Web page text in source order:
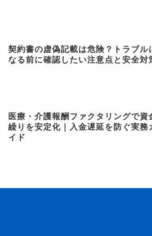
契約書の虚偽記載は危険？トラブル
なる前に確認したい注意点と安全対
医療・介護報酬ファクタリングで資
繰りを安定化｜入金遅延を防ぐ実務
イド